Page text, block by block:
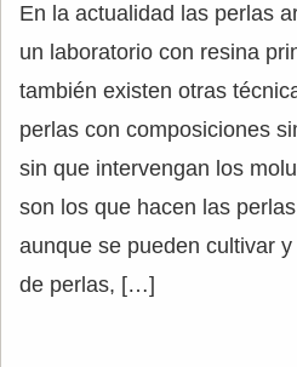
En la actualidad las perlas
un laboratorio con resina
también existen otras
perlas con composiciones
sin que intervengan los
son los que hacen las
aunque se pueden cultivar
de perlas, […]